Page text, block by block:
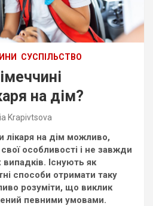
СУСПІЛЬСТВО
на дім?
Krapivtsova
лікаря на дім можливо,
особливості і не завжди
Існують як
способи отримати таку
розуміти, що виклик
певними умовами.